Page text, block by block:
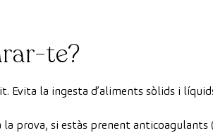
te?
Evita la ingesta d’aliments sòlids i
prova, si estàs prenent anticoagulants